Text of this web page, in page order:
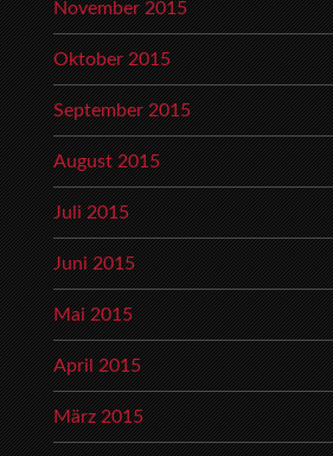
November 2015
Oktober 2015
September 2015
August 2015
Juli 2015
Juni 2015
Mai 2015
April 2015
März 2015